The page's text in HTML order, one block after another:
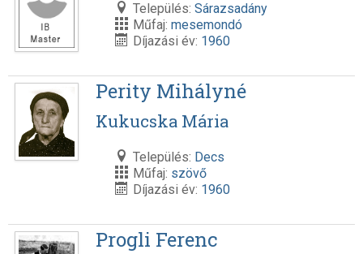
Település: Sárazsadány
Műfaj: mesemondó
Díjazási év: 1960
Perity Mihályné
Kukucska Mária
Település: Decs
Műfaj: szövő
Díjazási év: 1960
Progli Ferenc